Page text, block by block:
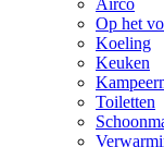
Airco
Op het
Koeling
Keuken
Toiletten